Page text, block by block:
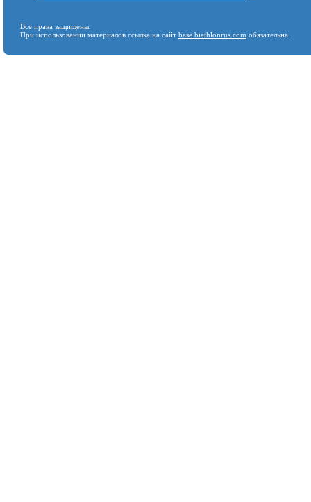
Все права защищены.
При использовании материалов ссылка на сайт base.biathlonrus.com обязательна.